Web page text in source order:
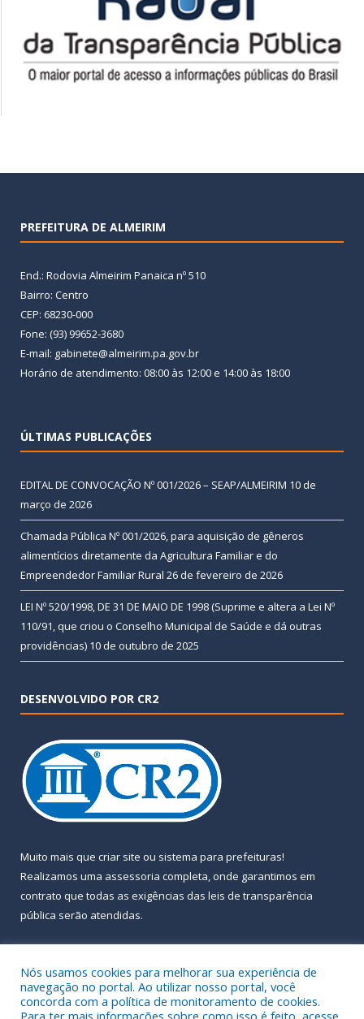
PREFEITURA DE ALMEIRIM
End.: Rodovia Almeirim Panaica nº 510
Bairro: Centro
CEP: 68230-000
Fone: (93) 99652-3680
E-mail: gabinete@almeirim.pa.gov.br
Horário de atendimento: 08:00 às 12:00 e 14:00 às 18:00
ÚLTIMAS PUBLICAÇÕES
EDITAL DE CONVOCAÇÃO Nº 001/2026 – SEAP/ALMEIRIM 10 de
março de 2026
Chamada Pública Nº 001/2026, para aquisição de gêneros
alimentícios diretamente da Agricultura Familiar e do
Empreendedor Familiar Rural 26 de fevereiro de 2026
LEI Nº 520/1998, DE 31 DE MAIO DE 1998 (Suprime e altera a Lei Nº
110/91, que criou o Conselho Municipal de Saúde e dá outras
providências) 10 de outubro de 2025
DESENVOLVIDO POR CR2
Muito mais que criar site ou sistema para prefeituras!
Realizamos uma assessoria completa, onde garantimos em
contrato que todas as exigências das leis de transparência
pública serão atendidas.
Nós usamos cookies para melhorar sua experiência de
navegação no portal. Ao utilizar nosso portal, você
concorda com a política de monitoramento de cookies.
Para ter mais informações sobre como isso é feito, acesse